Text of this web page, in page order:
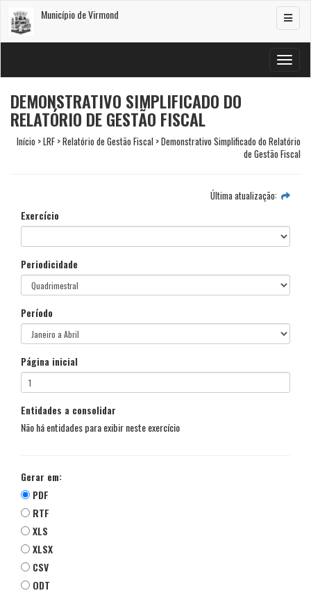
Alterar
Município de Virmond
Alterar
DEMONSTRATIVO SIMPLIFICADO DO
RELATÓRIO DE GESTÃO FISCAL
Início > LRF > Relatório de Gestão Fiscal > Demonstrativo Simplificado do Relatório
de Gestão Fiscal
Última atualização:
Exercício
Periodicidade
Período
Página inicial
Entidades a consolidar
Não há entidades para exibir neste exercício
Gerar em:
PDF
RTF
XLS
XLSX
CSV
ODT